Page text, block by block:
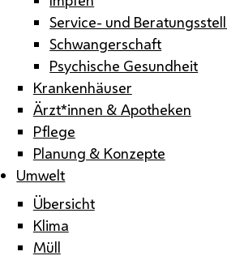
Service- und
Schwangerschaft
Psychische Gesundheit
Krankenhäuser
Ärzt*innen & Apotheken
Pflege
Planung & Konzepte
Umwelt
Übersicht
Klima
Müll